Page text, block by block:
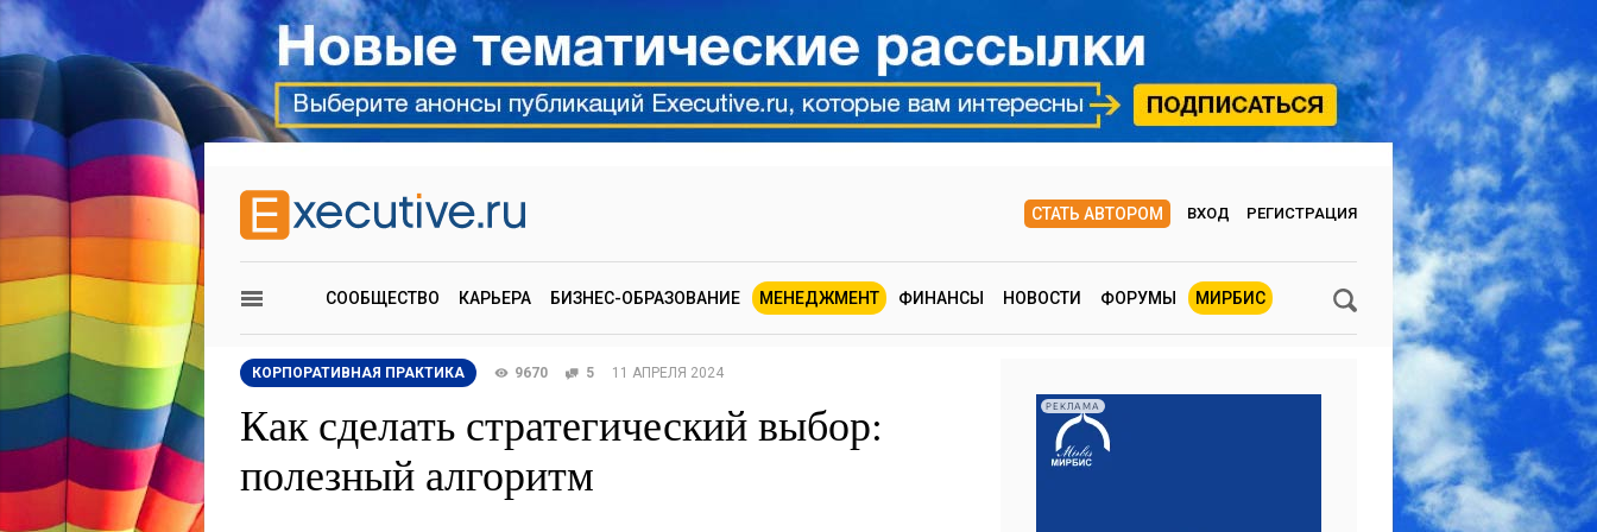
СТАТЬ АВТОРОМ ВХОД РЕГИСТРАЦИЯ
СООБЩЕСТВО КАРЬЕРА БИЗНЕС-ОБРАЗОВАНИЕ МЕНЕДЖМЕНТ ФИНАНСЫ НОВОСТИ ФОРУМЫ МИРБИС
КОРПОРАТИВНАЯ ПРАКТИКА 9670 5 11 АПРЕЛЯ 2024
Как сделать стратегический выбор:
полезный алгоритм
РЕКЛАМА